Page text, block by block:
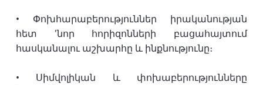
• Փոխհարաբերություններ իրականության
հետ 'նոր հորիզոնների բացահայտում
հասկանալու աշխարհը և ինքնությունը։
• Սիմվոլիկան և փոխաբերությունները